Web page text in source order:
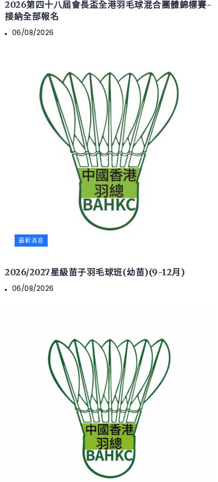
2026第四十八屆會長盃全港羽毛球混合團體錦標賽-
接納全部報名
06/08/2026
最新消息
2026/2027星級苗子羽毛球班(幼苗)(9-12月)
06/08/2026